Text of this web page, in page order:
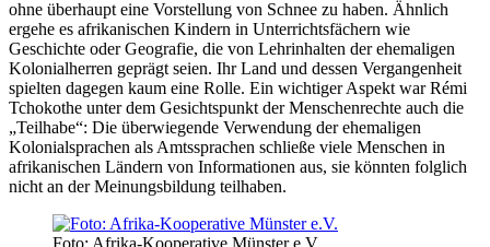
ohne überhaupt eine Vorstellung von Schnee zu haben. Ähnlich
ergehe es afrikanischen Kindern in Unterrichtsfächern wie
Geschichte oder Geografie, die von Lehrinhalten der ehemaligen
Kolonialherren geprägt seien. Ihr Land und dessen Vergangenheit
spielten dagegen kaum eine Rolle. Ein wichtiger Aspekt war Rémi
Tchokothe unter dem Gesichtspunkt der Menschenrechte auch die
„Teilhabe“: Die überwiegende Verwendung der ehemaligen
Kolonialsprachen als Amtssprachen schließe viele Menschen in
afrikanischen Ländern von Informationen aus, sie könnten folglich
nicht an der Meinungsbildung teilhaben.
Foto: Afrika-Kooperative Münster e.V.